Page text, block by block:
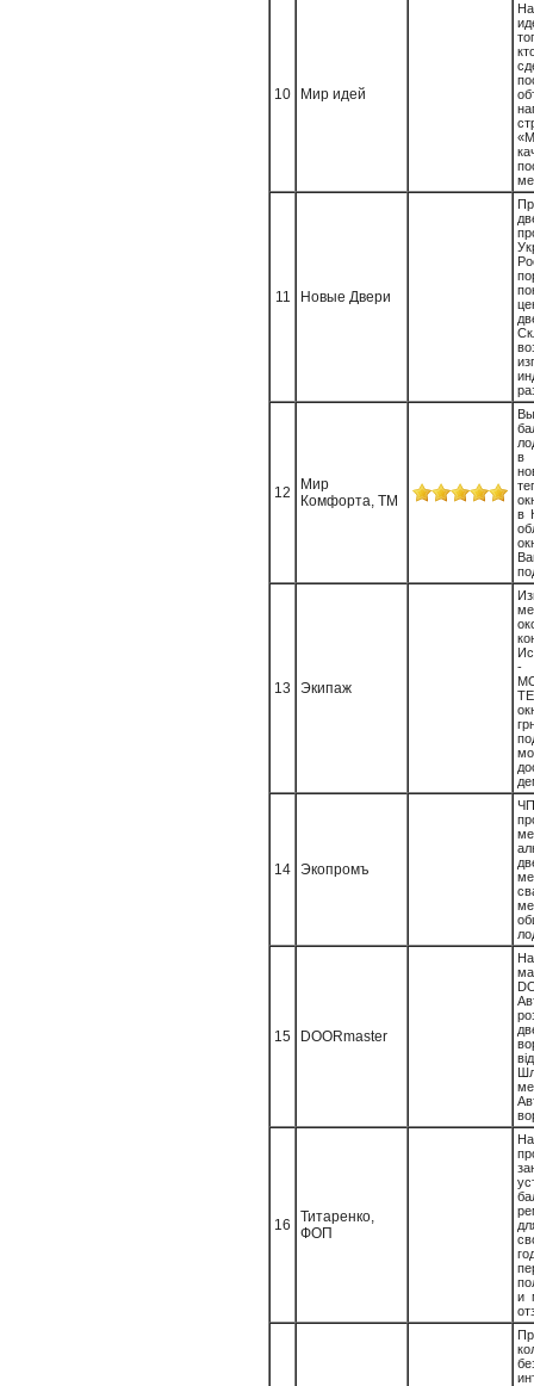
10 Мир идей
11 Новые Двери
12
Мир
Комфорта, ТМ
в
в
13 Экипаж
-
14 Экопромъ
15 DOORmaster
16
Титаренко,
ФОП
и